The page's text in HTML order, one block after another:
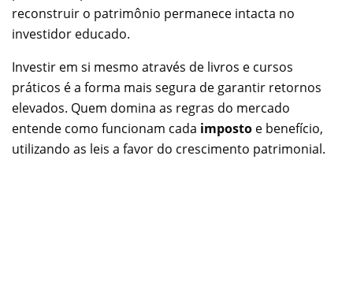
reconstruir o patrimônio permanece intacta no
investidor educado.
Investir em si mesmo através de livros e cursos
práticos é a forma mais segura de garantir retornos
elevados. Quem domina as regras do mercado
entende como funcionam cada imposto e benefício,
utilizando as leis a favor do crescimento patrimonial.